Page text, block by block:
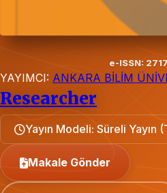
e-ISSN:
YAYIMCI: ANKARA BİLİM
Researcher
Yayın Modeli: Süreli Yayın
Makale Gönder